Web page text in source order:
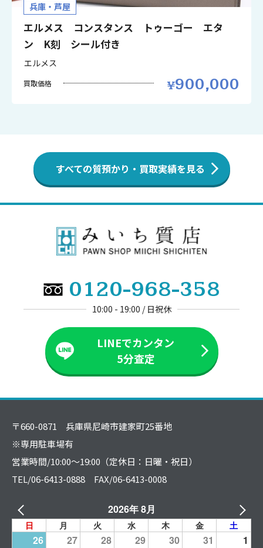
兵庫・芦屋
エルメス コンスタンス トゥーゴー エタ
ン K刻 シール付き
エルメス
買取価格 900,000
すべての質預かり・買取実績を見る
0120-968-358
10:00 - 19:00 / 日祝休
LINEでカンタン
5分査定
〒660-0871 兵庫県尼崎市建家町25番地
※専用駐車場有
営業時間/10:00～19:00（定休日：日曜・祝日）
TEL/06-6413-0888 FAX/06-6413-0008
2026年 8月
日 月 火 水 木 金 土
26 27 28 29 30 31
1